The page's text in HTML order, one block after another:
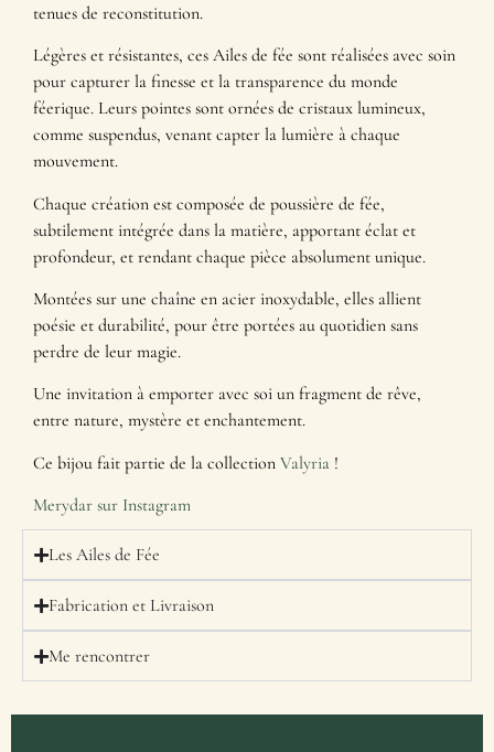
tenues de reconstitution.
Légères et résistantes, ces Ailes de fée sont réalisées avec soin
pour capturer la finesse et la transparence du monde
féerique. Leurs pointes sont ornées de cristaux lumineux,
comme suspendus, venant capter la lumière à chaque
mouvement.
Chaque création est composée de poussière de fée,
subtilement intégrée dans la matière, apportant éclat et
profondeur, et rendant chaque pièce absolument unique.
Montées sur une chaîne en acier inoxydable, elles allient
poésie et durabilité, pour être portées au quotidien sans
perdre de leur magie.
Une invitation à emporter avec soi un fragment de rêve,
entre nature, mystère et enchantement.
Ce bijou fait partie de la collection Valyria !
Merydar sur Instagram
Les Ailes de Fée
Fabrication et Livraison
Me rencontrer